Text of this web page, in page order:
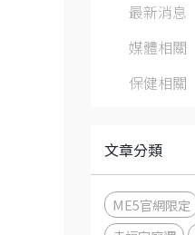
最新消息
媒體相關
保健相關
文章分類
ME5官網限定